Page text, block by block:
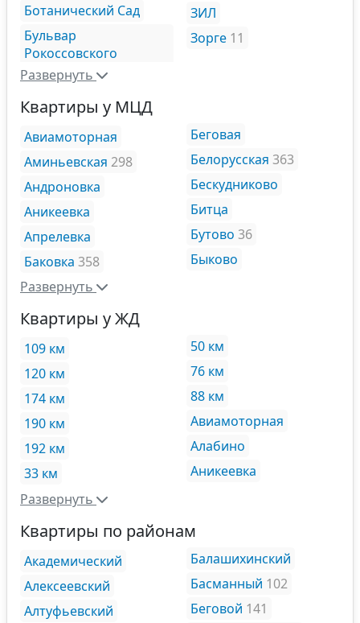
Ботанический Сад
Бульвар
Рокоссовского
ЗИЛ
Зорге 11
Развернуть
Квартиры у МЦД
Авиамоторная
Аминьевская 298
Андроновка
Аникеевка
Апрелевка
Баковка 358
Беговая
Белорусская 363
Бескудниково
Битца
Бутово 36
Быково
Развернуть
Квартиры у ЖД
109 км
120 км
174 км
190 км
192 км
33 км
50 км
76 км
88 км
Авиамоторная
Алабино
Аникеевка
Развернуть
Квартиры по районам
Академический
Алексеевский
Алтуфьевский
Балашихинский
Басманный 102
Беговой 141